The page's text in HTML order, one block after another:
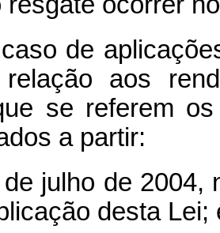
de
aos
se referem
a partir:
de julho de
desta Lei;